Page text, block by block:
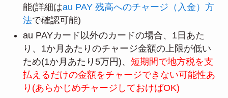
能(詳細はau PAY 残高へのチャージ（入金）方
法で確認可能)
au PAYカード以外のカードの場合、1日あた
り、1か月あたりのチャージ金額の上限が低い
ため(1か月あたり5万円)、 短期間で地方税を支
払えるだけの金額をチャージできない可能性あ
り(あらかじめチャージしておけばOK)